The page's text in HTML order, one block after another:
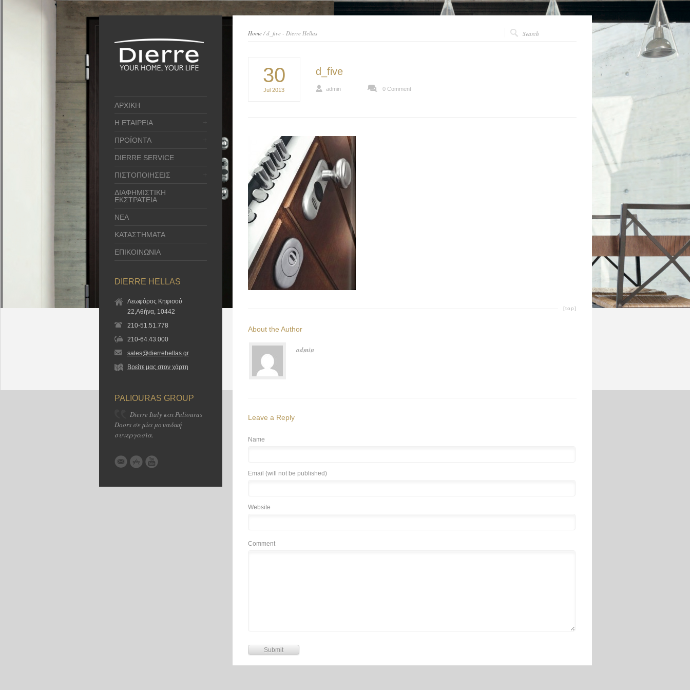
ΑΡΧΙΚΗ
Η ΕΤΑΙΡΕΙΑ
ΠΡΟΪΟΝΤΑ
DIERRE SERVICE
ΠΙΣΤΟΠΟΙΗΣΕΙΣ
ΔΙΑΦΗΜΙΣΤΙΚΗ
ΕΚΣΤΡΑΤΕΙΑ
ΝΕΑ
ΚΑΤΑΣΤΗΜΑΤΑ
ΕΠΙΚΟΙΝΩΝΙΑ
DIERRE HELLAS
Λεωφόρος Κηφισού
22,Αθήνα, 10442
210-51.51.778
210-64.43.000
sales@dierrehellas.gr
Βρείτε μας στον χάρτη
PALIOURAS GROUP
Dierre Italy και Paliouras
Doors σε μία μοναδική
συνεργασία.
Home/ d_five - Dierre Hellas
30
Jul 2013
d_five
admin 0 Comment
[top]
About the Author
admin
Leave a Reply
Name
Email (will not be published)
Website
Comment